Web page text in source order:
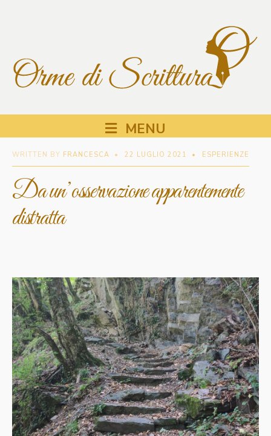
MENU
WRITTEN BY FRANCESCA • 22 LUGLIO 2021 • ESPERIENZE
Da un’osservazione apparentemente
distratta